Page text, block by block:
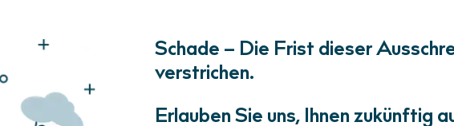
Schade – Die Frist dieser
verstrichen.
Erlauben Sie uns, Ihnen zukünftig